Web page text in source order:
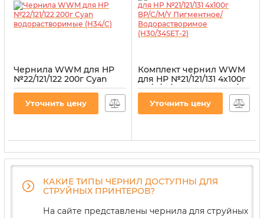
Чернила WWM для HP
№22/121/122 200г Cyan
водорастворимые
Уточнить цену
Комплект чернил WWM
для HP №21/121/131 4х100г
BP/C/M/Y Пигментное/
(H30/34SET-2)
Уточнить цену
КАКИЕ ТИПЫ ЧЕРНИЛ ДОСТУПНЫ ДЛЯ
СТРУЙНЫХ ПРИНТЕРОВ?
На сайте представлены чернила для струйных